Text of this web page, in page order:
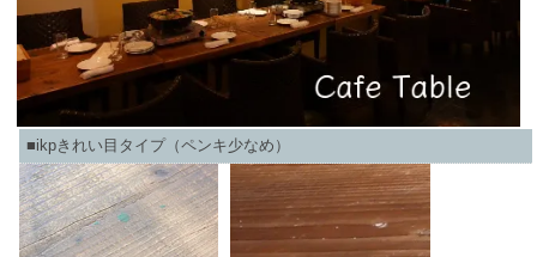
■ikpきれい目タイプ（ペンキ少なめ）